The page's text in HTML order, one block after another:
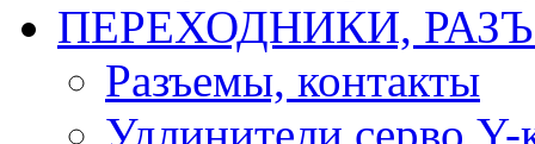
ПЕРЕХОДНИКИ,
Разъемы, контакты